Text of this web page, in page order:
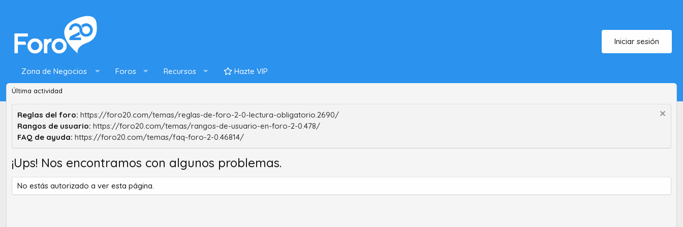
Iniciar sesión
Zona de Negocios Foros Recursos Hazte VIP
Última actividad
Reglas del foro: https://foro20.com/temas/reglas-de-foro-2-0-lectura-obligatorio.2690/
Rangos de usuario: https://foro20.com/temas/rangos-de-usuario-en-foro-2-0.478/
FAQ de ayuda: https://foro20.com/temas/faq-foro-2-0.46814/
¡Ups! Nos encontramos con algunos problemas.
No estás autorizado a ver esta página.